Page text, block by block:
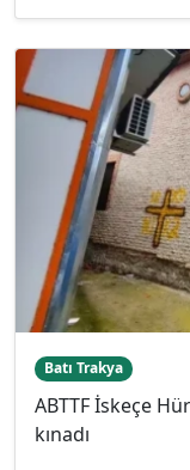
Batı Trakya
ABTTF İskeçe
kınadı